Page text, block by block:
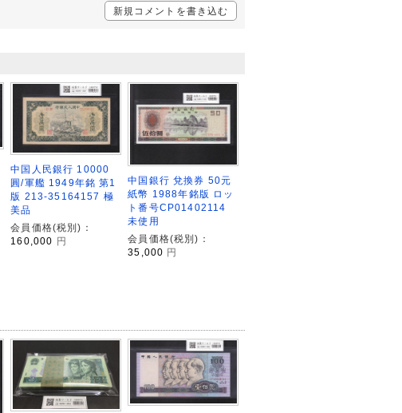
新規コメントを書き込む
中国人民銀行 10000
圓/軍艦 1949年銘 第1
版 213-35164157 極
美品
会員価格(税別)：
160,000 円
中国銀行 兌換券 50元
紙幣 1988年銘版 ロッ
ト番号CP01402114
未使用
会員価格(税別)：
35,000 円